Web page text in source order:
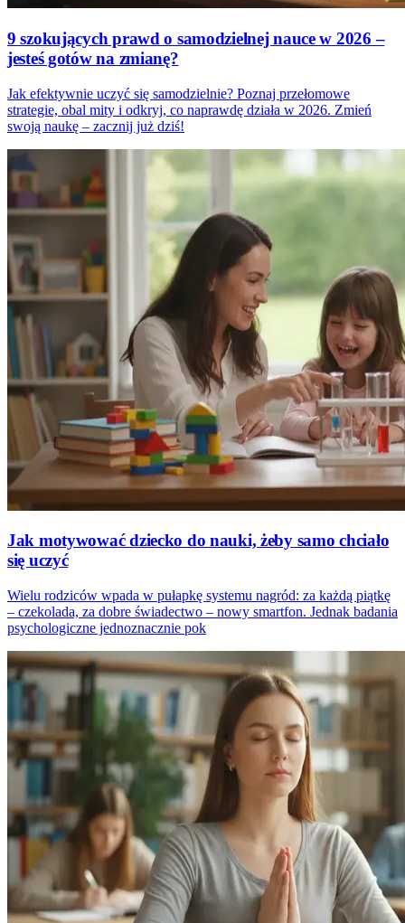
9 szokujących prawd o samodzielnej nauce w 2026 –
jesteś gotów na zmianę?
Jak efektywnie uczyć się samodzielnie? Poznaj przełomowe
strategie, obal mity i odkryj, co naprawdę działa w 2026. Zmień
swoją naukę – zacznij już dziś!
Jak motywować dziecko do nauki, żeby samo chciało
się uczyć
Wielu rodziców wpada w pułapkę systemu nagród: za każdą piątkę
– czekolada, za dobre świadectwo – nowy smartfon. Jednak badania
psychologiczne jednoznacznie pok